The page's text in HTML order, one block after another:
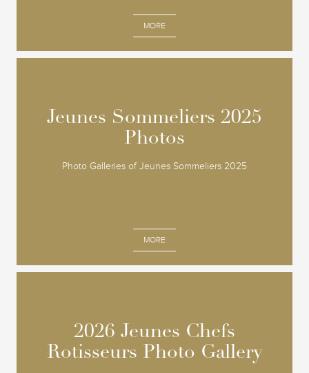
MORE
Jeunes Sommeliers 2025
Photos
Photo Galleries of Jeunes Sommeliers 2025
MORE
Jeunes Sommeliers 2025
Photos
2026 Jeunes Chefs
Rotisseurs Photo Gallery
2026 Jeunes Chefs
Rotisseurs Photo Gallery